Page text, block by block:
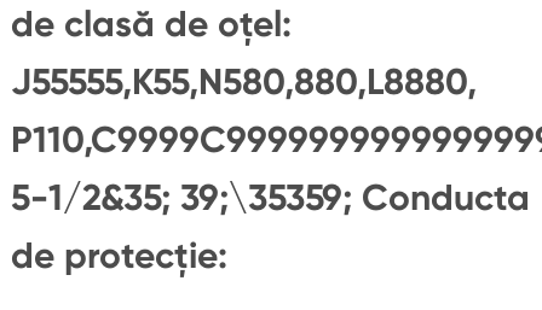
de clasă de oțel:
J55555,K55,N580,880,L8880,
5-1/2&35; 39;\35359; Conducta
de protecție: